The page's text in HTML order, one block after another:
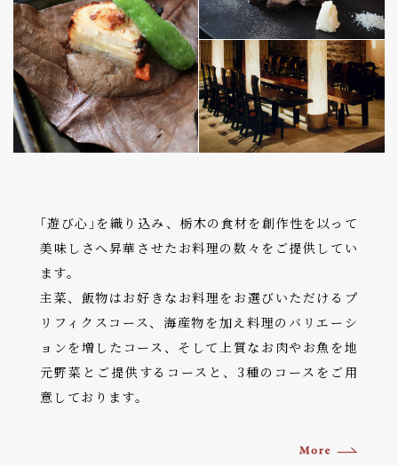
｢遊び心｣を織り込み、栃木の食材を創作性を以って
美味しさへ昇華させたお料理の数々をご提供してい
ます。
主菜、飯物はお好きなお料理をお選びいただけるプ
リフィクスコース、海産物を加え料理のバリエーシ
ョンを増したコース、そして上質なお肉やお魚を地
元野菜とご提供するコースと、3種のコースをご用
意しております。